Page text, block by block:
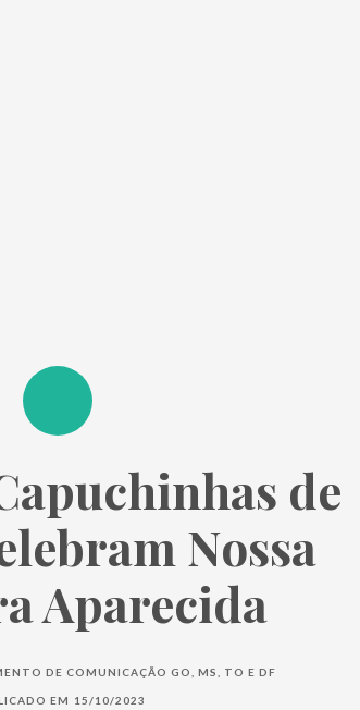
de
Nossa
Aparecida
DE COMUNICAÇÃO GO, MS, TO E DF
EM 15/10/2023